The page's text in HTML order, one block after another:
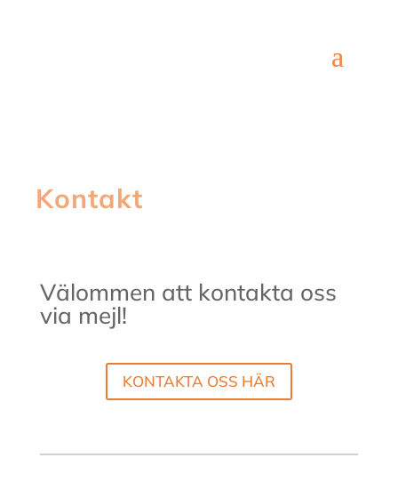
Kontakt
Välommen att kontakta oss
via mejl!
KONTAKTA OSS HÄR